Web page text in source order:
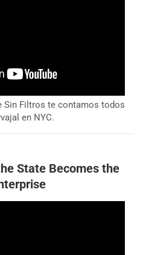
Sin Filtros te contamos todos
en NYC.
State Becomes the